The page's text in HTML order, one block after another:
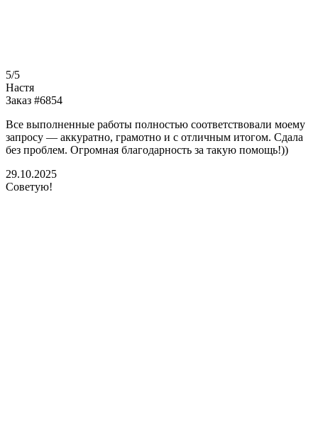
5/5
Настя
Заказ #6854
Все выполненные работы полностью соответствовали моему
запросу — аккуратно, грамотно и с отличным итогом. Сдала
без проблем. Огромная благодарность за такую помощь!))
29.10.2025
Советую!